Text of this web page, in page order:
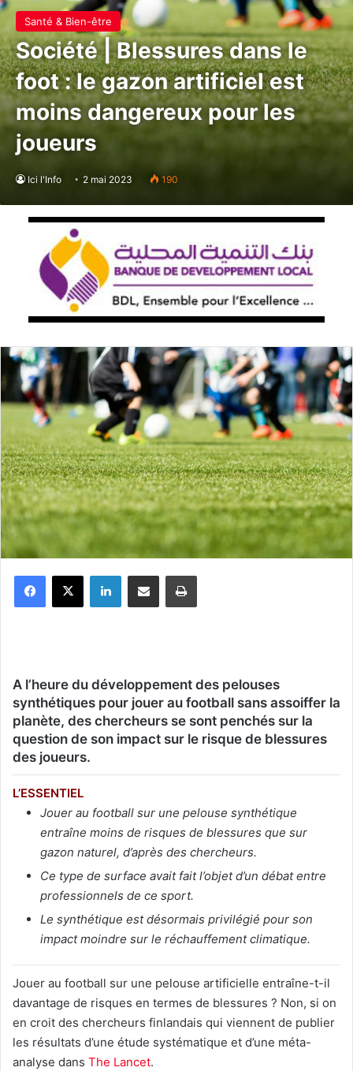
Santé & Bien-être
Société | Blessures dans le
foot : le gazon artificiel est
moins dangereux pour les
joueurs
Ici l'Info 2 mai 2023 190
A l’heure du développement des pelouses
synthétiques pour jouer au football sans assoiffer la
planète, des chercheurs se sont penchés sur la
question de son impact sur le risque de blessures
des joueurs.
L’ESSENTIEL
Jouer au football sur une pelouse synthétique
entraîne moins de risques de blessures que sur
gazon naturel, d’après des chercheurs.
Ce type de surface avait fait l’objet d’un débat entre
professionnels de ce sport.
Le synthétique est désormais privilégié pour son
impact moindre sur le réchauffement climatique.
Jouer au football sur une pelouse artificielle entraîne-t-il
davantage de risques en termes de blessures ? Non, si on
en croit des chercheurs finlandais qui viennent de publier
les résultats d’une étude systématique et d’une méta-
analyse dans The Lancet.